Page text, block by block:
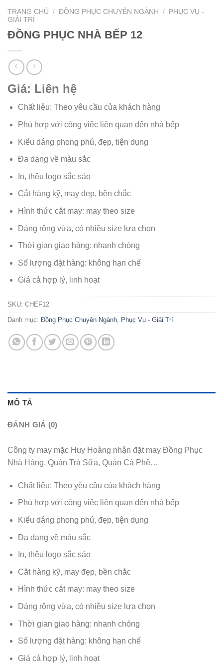
TRANG CHỦ / ĐỒNG PHỤC CHUYÊN NGÀNH /
PHỤC VỤ -
GIẢI TRÍ
ĐỒNG PHỤC NHÀ BẾP 12
Giá: Liên hệ
Chất liệu: Theo yêu cầu của khách hàng
Phù hợp với công việc liên quan đến nhà bếp
Kiểu dáng phong phú, đẹp, tiện dụng
Đa dạng về màu sắc
In, thêu logo sắc sảo
Cắt hàng kỹ, may đẹp, bền chắc
Hình thức cắt may: may theo size
Dáng rộng vừa, có nhiều size lựa chọn
Thời gian giao hàng: nhanh chóng
Số lượng đặt hàng: không hạn chế
Giá cả hợp lý, linh hoạt
SKU: CHEF12
Danh mục: Đồng Phục Chuyên Ngành, Phục Vụ - Giải Trí
MÔ TẢ
ĐÁNH GIÁ (0)
Công ty may mặc Huy Hoàng nhận đặt may Đồng Phục
Nhà Hàng, Quán Trà Sữa, Quán Cà Phê…
Chất liệu: Theo yêu cầu của khách hàng
Phù hợp với công việc liên quan đến nhà bếp
Kiểu dáng phong phú, đẹp, tiện dụng
Đa dạng về màu sắc
In, thêu logo sắc sảo
Cắt hàng kỹ, may đẹp, bền chắc
Hình thức cắt may: may theo size
Dáng rộng vừa, có nhiều size lựa chọn
Thời gian giao hàng: nhanh chóng
Số lượng đặt hàng: không hạn chế
Giá cả hợp lý, linh hoạt